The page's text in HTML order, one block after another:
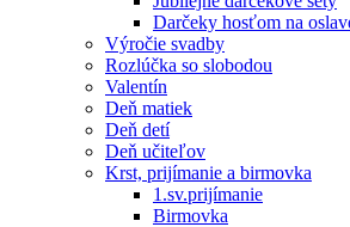
Darčeky hosťom na
Výročie svadby
Rozlúčka so slobodou
Valentín
Deň matiek
Deň detí
Deň učiteľov
Krst, prijímanie a birmovka
1.sv.prijímanie
Birmovka